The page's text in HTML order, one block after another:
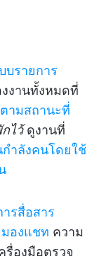
รายการ
งานทั้งหมดที่
ามสถานะที่
ไว้ดูงานที่
กำลังคนโดยใช้
รสื่อสาร
องแชท ความ
รื่องมือตรวจ